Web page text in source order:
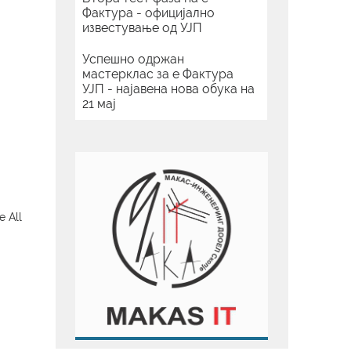
Фактура - официјално
известување од УЈП
Успешно одржан
мастерклас за е Фактура
УЈП - најавена нова обука на
21 мај
All